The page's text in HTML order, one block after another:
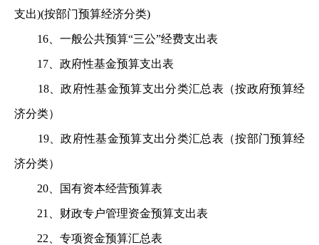
支出)(按部门预算经济分类)
16、一般公共预算“三公”经费支出表
17、政府性基金预算支出表
18、政府性基金预算支出分类汇总表（按政府预算经
济分类）
19、政府性基金预算支出分类汇总表（按部门预算经
济分类）
20、国有资本经营预算表
21、财政专户管理资金预算支出表
22、专项资金预算汇总表